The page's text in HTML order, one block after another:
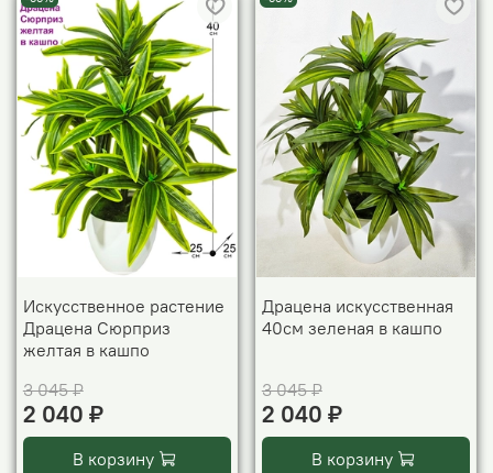
Искусственное растение
Драцена Сюрприз
желтая в кашпо
3 045 ₽
2 040 ₽
В корзину
Драцена искусственная
40см зеленая в кашпо
3 045 ₽
2 040 ₽
В корзину